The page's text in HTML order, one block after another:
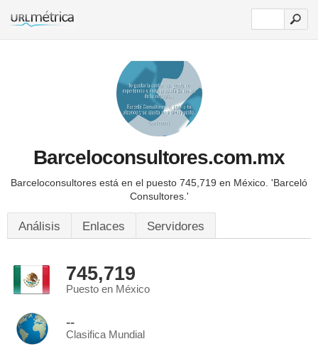
Barceloconsultores.com.mx
Barceloconsultores está en el puesto 745,719 en México. 'Barceló
Consultores.'
Análisis Enlaces Servidores
745,719
Puesto en México
--
Clasifica Mundial